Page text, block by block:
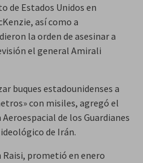
de Estados Unidos en
así como a
la orden de asesinar a
el general Amirali
buques estadounidenses a
con misiles, agregó el
de los Guardianes
de Irán.
prometió en enero